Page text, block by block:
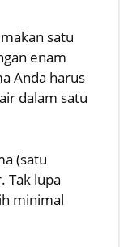
satu
enam
Anda harus
dalam satu
(satu
Tak lupa
minimal